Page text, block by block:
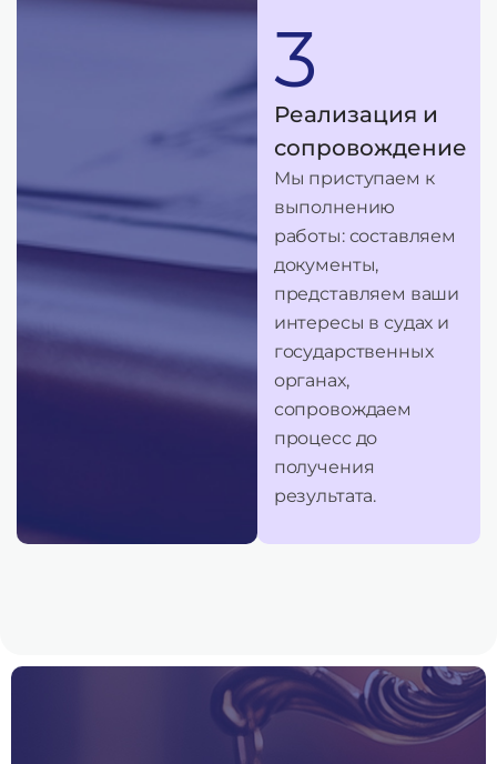
3
Реализация и
сопровождение
Мы приступаем к
выполнению
работы: составляем
документы,
представляем ваши
интересы в судах и
государственных
органах,
сопровождаем
процесс до
получения
результата.